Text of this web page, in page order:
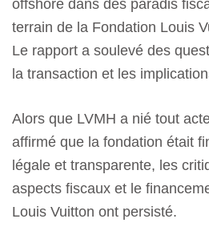
offshore dans des paradis
terrain de la Fondation Louis
Le rapport a soulevé des
la transaction et les
Alors que LVMH a nié tout
affirmé que la fondation était
légale et transparente, les
aspects fiscaux et le
Louis Vuitton ont persisté.